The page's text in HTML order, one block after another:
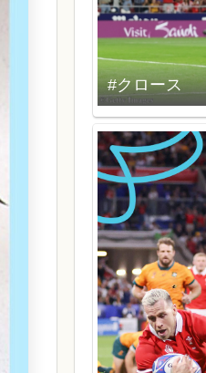
#クロース